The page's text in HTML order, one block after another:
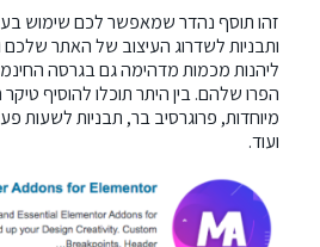
זהו תוסף נהדר שמאפשר לכם שימוש
ותבניות לשדרוג העיצוב של האתר שלכם
ליהנות מכמות מדהימה גם בגרסה
הפרו שלהם. בין היתר תוכלו להוסיף
מיוחדות, פרוגרסיב בר, תבניות לשעות
ועוד.